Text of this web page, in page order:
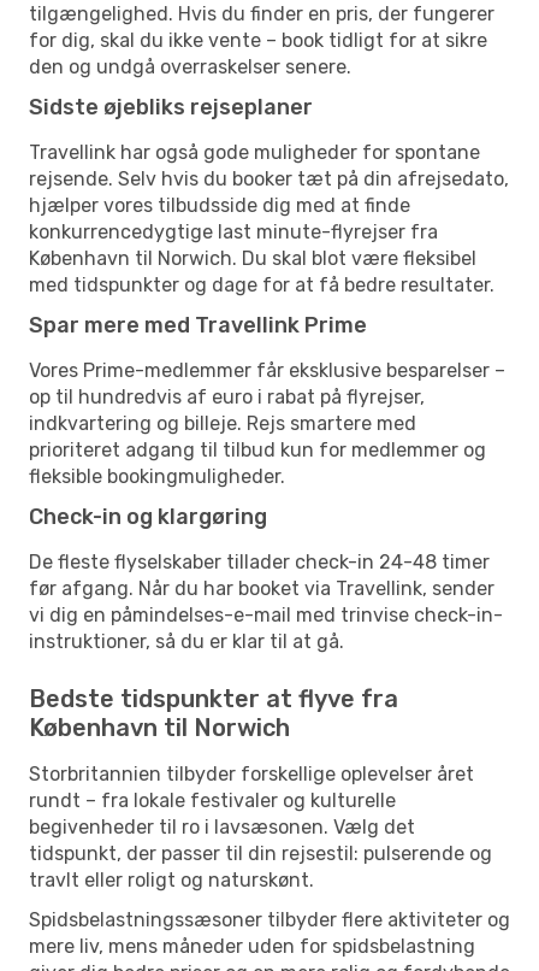
tilgængelighed. Hvis du finder en pris, der fungerer
for dig, skal du ikke vente – book tidligt for at sikre
den og undgå overraskelser senere.
Sidste øjebliks rejseplaner
Travellink har også gode muligheder for spontane
rejsende. Selv hvis du booker tæt på din afrejsedato,
hjælper vores tilbudsside dig med at finde
konkurrencedygtige last minute-flyrejser fra
København til Norwich. Du skal blot være fleksibel
med tidspunkter og dage for at få bedre resultater.
Spar mere med Travellink Prime
Vores Prime-medlemmer får eksklusive besparelser –
op til hundredvis af euro i rabat på flyrejser,
indkvartering og billeje. Rejs smartere med
prioriteret adgang til tilbud kun for medlemmer og
fleksible bookingmuligheder.
Check-in og klargøring
De fleste flyselskaber tillader check-in 24-48 timer
før afgang. Når du har booket via Travellink, sender
vi dig en påmindelses-e-mail med trinvise check-in-
instruktioner, så du er klar til at gå.
Bedste tidspunkter at flyve fra
København til Norwich
Storbritannien tilbyder forskellige oplevelser året
rundt – fra lokale festivaler og kulturelle
begivenheder til ro i lavsæsonen. Vælg det
tidspunkt, der passer til din rejsestil: pulserende og
travlt eller roligt og naturskønt.
Spidsbelastningssæsoner tilbyder flere aktiviteter og
mere liv, mens måneder uden for spidsbelastning